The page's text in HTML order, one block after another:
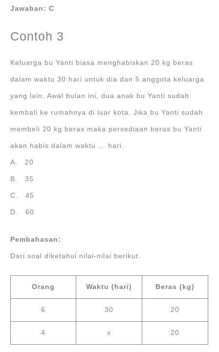
Jawaban: C
Contoh 3
Keluarga bu Yanti biasa menghabiskan 20 kg beras
dalam waktu 30 hari untuk dia dan 5 anggota keluarga
yang lain. Awal bulan ini, dua anak bu Yanti sudah
kembali ke rumahnya di luar kota. Jika bu Yanti sudah
membeli 20 kg beras maka persediaan beras bu Yanti
akan habis dalam waktu … hari.
A. 20
B. 35
C. 45
D. 60
Pembahasan:
Dari soal diketahui nilai-nilai berikut.
Orang Waktu (hari) Beras (kg)
6 30 20
4 x 20